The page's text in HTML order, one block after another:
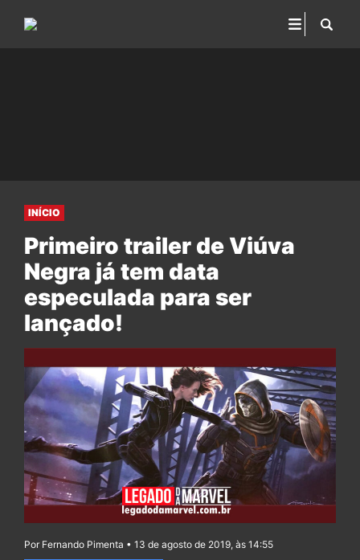
INÍCIO
Primeiro trailer de Viúva
Negra já tem data
especulada para ser
lançado!
Por Fernando Pimenta • 13 de agosto de 2019, às 14:55